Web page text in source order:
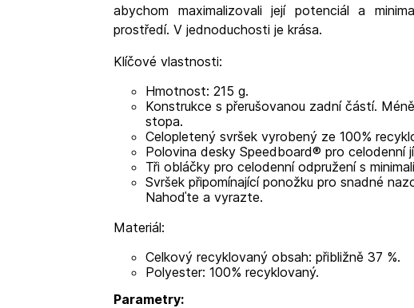
abychom maximalizovali její potenciál a
prostředí. V jednoduchosti je krása.
Klíčové vlastnosti:
Hmotnost: 215 g.
Konstrukce s přerušovanou zadní částí.
stopa.
Celopletený svršek vyrobený ze 100%
Polovina desky Speedboard® pro celodenní
Tři obláčky pro celodenní odpružení s
Svršek připomínající ponožku pro snadné
Nahoďte a vyrazte.
Materiál:
Celkový recyklovaný obsah: přibližně 37 %.
Polyester: 100% recyklovaný.
Parametry: